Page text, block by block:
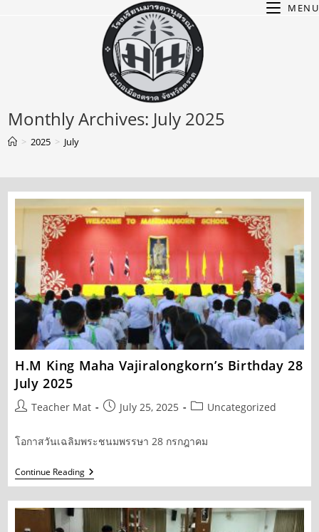
MENU
Monthly Archives: July 2025
> 2025 > July
H.M King Maha Vajiralongkorn’s Birthday 28
July 2025
PostTeacher Mat
PostJuly 25, 2025
PostUncategorized
โอกาสวันเฉลิมพระชนมพรรษา 28 กรกฎาคม
Continue ReadingH.M
King
Vajiralongkorn’s
Birthday